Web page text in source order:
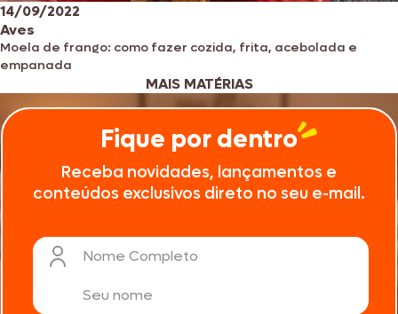
14/09/2022
Aves
Moela de frango: como fazer cozida, frita, acebolada e
empanada
MAIS MATÉRIAS
Fique por dentro
Receba novidades, lançamentos e
conteúdos exclusivos direto no seu e-mail.
Nome Completo